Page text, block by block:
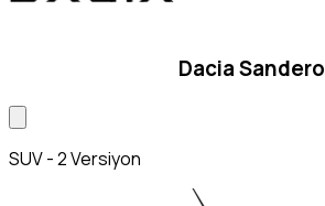
Dacia Sandero
SUV - 2 Versiyon